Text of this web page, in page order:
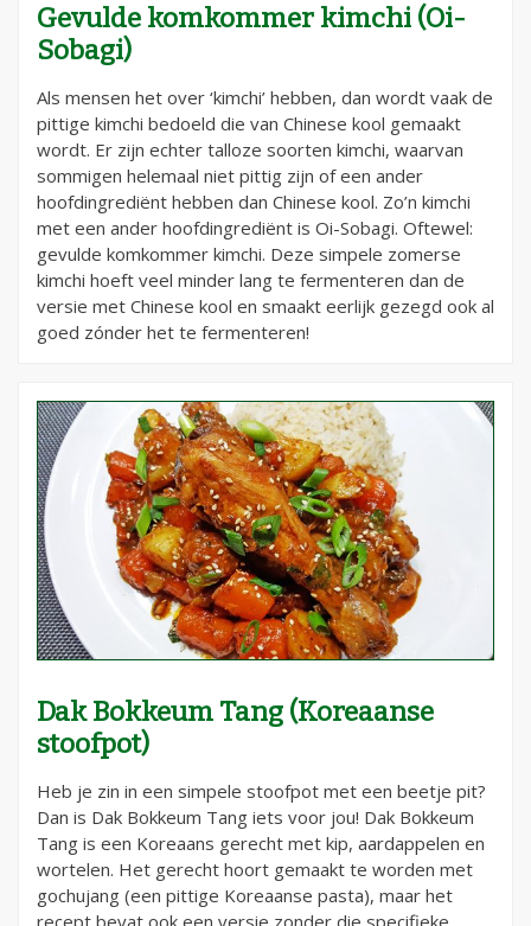
Gevulde komkommer kimchi (Oi-
Sobagi)
Als mensen het over ‘kimchi’ hebben, dan wordt vaak de
pittige kimchi bedoeld die van Chinese kool gemaakt
wordt. Er zijn echter talloze soorten kimchi, waarvan
sommigen helemaal niet pittig zijn of een ander
hoofdingrediënt hebben dan Chinese kool. Zo’n kimchi
met een ander hoofdingrediënt is Oi-Sobagi. Oftewel:
gevulde komkommer kimchi. Deze simpele zomerse
kimchi hoeft veel minder lang te fermenteren dan de
versie met Chinese kool en smaakt eerlijk gezegd ook al
goed zónder het te fermenteren!
Dak Bokkeum Tang (Koreaanse
stoofpot)
Heb je zin in een simpele stoofpot met een beetje pit?
Dan is Dak Bokkeum Tang iets voor jou! Dak Bokkeum
Tang is een Koreaans gerecht met kip, aardappelen en
wortelen. Het gerecht hoort gemaakt te worden met
gochujang (een pittige Koreaanse pasta), maar het
recept bevat ook een versie zonder die specifieke